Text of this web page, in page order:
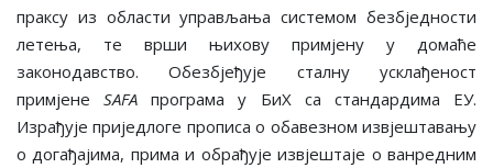
праксу из области управљања системом безбједности
летења, те врши њихову примјену у домаће
законодавство. Обезбјеђује сталну усклађеност
примјенеSAFA програма у БиХ са стандардима ЕУ.
Израђује приједлоге прописа o обавезном извјештавању
о догађајима, прима и обрађује извјештаје о ванредним